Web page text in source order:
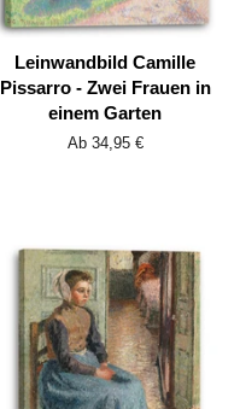
Leinwandbild Camille
Pissarro - Zwei Frauen in
einem Garten
Ab 34,95 €